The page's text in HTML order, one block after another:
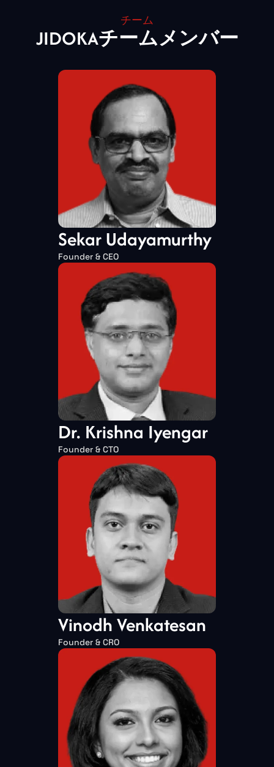
チーム
JIDOKAチームメンバー
Sekar Udayamurthy
Founder & CEO
Dr. Krishna Iyengar
Founder & CTO
Vinodh Venkatesan
Founder & CRO